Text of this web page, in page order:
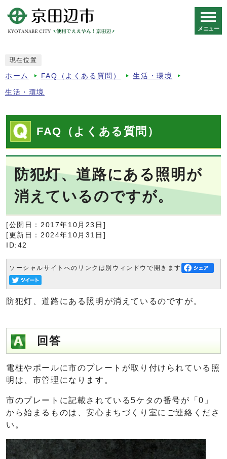
メニュー
現在位置
ホーム FAQ（よくある質問） 生活・環境
生活・環境
FAQ（よくある質問）
防犯灯、道路にある照明が
消えているのですが。
[公開日：2017年10月23日]
[更新日：2024年10月31日]
ID:42
ソーシャルサイトへのリンクは別ウィンドウで開きます
防犯灯、道路にある照明が消えているのですが。
回答
電柱やポールに市のプレートが取り付けられている照
明は、市管理になります。
市のプレートに記載されている5ケタの番号が「0」
から始まるものは、安心まちづくり室にご連絡くださ
い。